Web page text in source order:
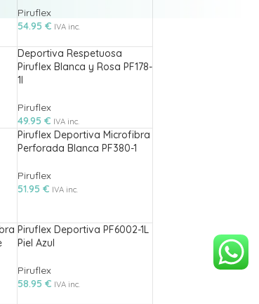
Piruflex
54.95 € IVA inc.
Deportiva Respetuosa
Piruflex Blanca y Rosa PF178-
1l
Piruflex
49.95 € IVA inc.
Piruflex Deportiva Microfibra
Perforada Blanca PF380-1
Piruflex
51.95 € IVA inc.
Piruflex Deportiva PF6002-1L
Piel Azul
Piruflex
58.95 € IVA inc.